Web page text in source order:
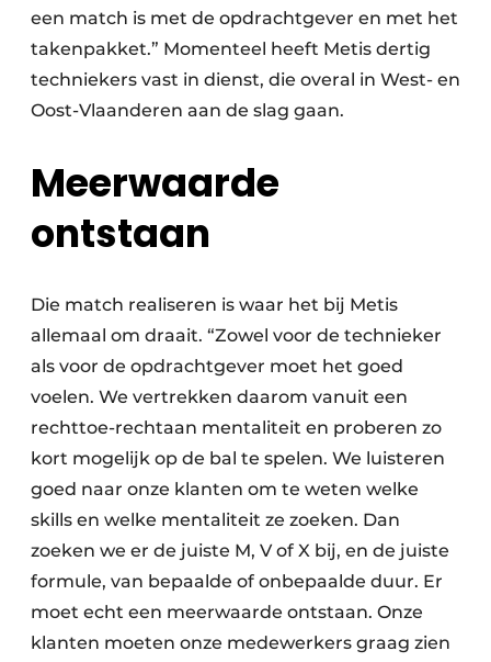
een match is met de opdrachtgever en met het
takenpakket.” Momenteel heeft Metis dertig
techniekers vast in dienst, die overal in West- en
Oost-Vlaanderen aan de slag gaan.
Meerwaarde
ontstaan
Die match realiseren is waar het bij Metis
allemaal om draait. “Zowel voor de technieker
als voor de opdrachtgever moet het goed
voelen. We vertrekken daarom vanuit een
rechttoe-rechtaan mentaliteit en proberen zo
kort mogelijk op de bal te spelen. We luisteren
goed naar onze klanten om te weten welke
skills en welke mentaliteit ze zoeken. Dan
zoeken we er de juiste M, V of X bij, en de juiste
formule, van bepaalde of onbepaalde duur. Er
moet echt een meerwaarde ontstaan. Onze
klanten moeten onze medewerkers graag zien